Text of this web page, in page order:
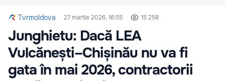
Tvrmoldova 27 martie 2026, 16:55 15 258
Junghietu: Dacă LEA
Vulcănești–Chișinău nu va fi
gata în mai 2026, contractorii